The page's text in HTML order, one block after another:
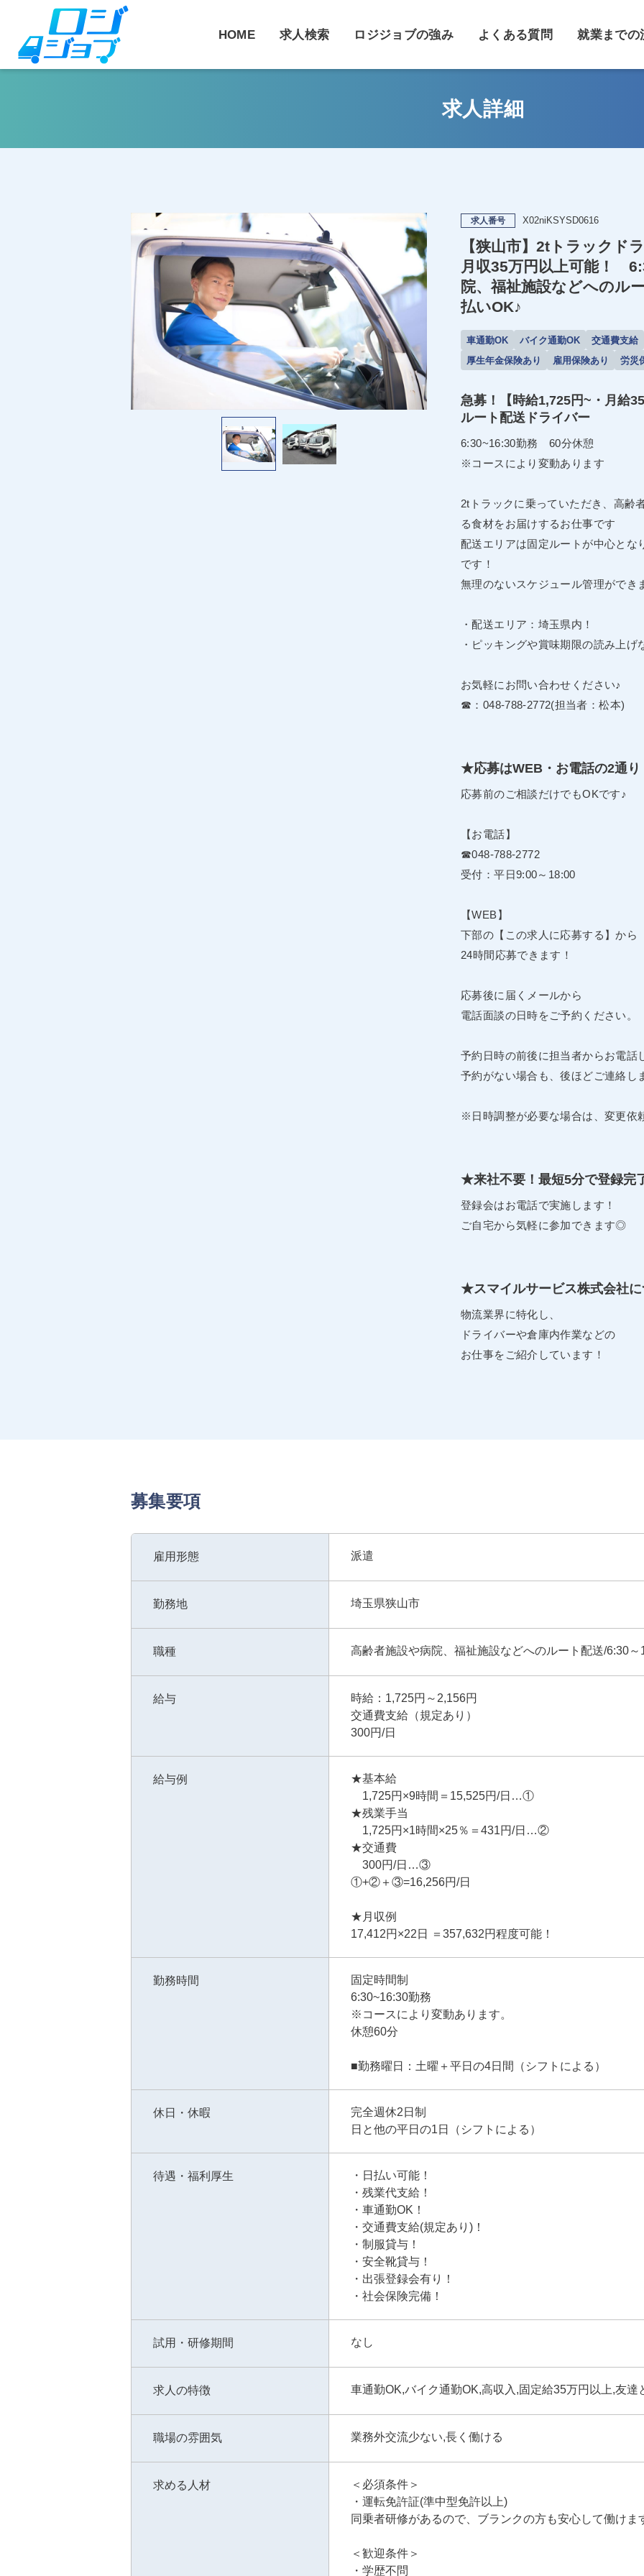
HOME 求人検索 ロジジョブの強み よくある質問 就業までの
求人詳細
求人番号 X02niKSYSD0616
【狭山市】2tトラック
月収35万円以上可能！
院、福祉施設などへのル
払いOK♪
車通勤OK バイク通勤OK
交通費支給
厚生年金保険あり
雇用保険あり 労災
急募！【時給1,725円~・月
ルート配送ドライバー
6:30~16:30勤務 60分休憩
※コースにより変動あります
2tトラックに乗っていただき、高齢
る食材をお届けするお仕事です
配送エリアは固定ルートが中心とな
です！
無理のないスケジュール管理ができ
・配送エリア：埼玉県内！
・ピッキングや賞味期限の読み上げ
お気軽にお問い合わせください♪
☎：048-788-2772(担当者：松本)
★応募はWEB・お電話の2通
応募前のご相談だけでもOKです♪
【お電話】
☎048-788-2772
受付：平日9:00～18:00
【WEB】
下部の【この求人に応募する】から
24時間応募できます！
応募後に届くメールから
電話面談の日時をご予約ください。
予約日時の前後に担当者からお電話
予約がない場合も、後ほどご連絡
※日時調整が必要な場合は、変更依
★来社不要！最短5分で登録完
登録会はお電話で実施します！
ご自宅から気軽に参加できます◎
★スマイルサービス株式会社
物流業界に特化し、
ドライバーや倉庫内作業などの
お仕事をご紹介しています！
募集要項
雇用形態 派遣
勤務地 埼玉県狭山市
職種 高齢者施設や病院、福祉施設などへのルート配送/6:30～
給与
時給：1,725円～2,156円
交通費支給（規定あり）
300円/日
給与例
★基本給
1,725円×9時間＝15,525円/日…①
★残業手当
1,725円×1時間×25％＝431円/日…②
★交通費
300円/日…③
①+②＋③=16,256円/日
★月収例
17,412円×22日 ＝357,632円程度可能！
勤務時間
固定時間制
6:30~16:30勤務
※コースにより変動あります。
休憩60分
■勤務曜日：土曜＋平日の4日間（シフトによる）
休日・休暇
完全週休2日制
日と他の平日の1日（シフトによる）
待遇・福利厚生
・日払い可能！
・残業代支給！
・車通勤OK！
・交通費支給(規定あり)！
・制服貸与！
・安全靴貸与！
・出張登録会有り！
・社会保険完備！
試用・研修期間 なし
求人の特徴 車通勤OK,バイク通勤OK,高収入,固定給35万円以上,友
職場の雰囲気 業務外交流少ない,長く働ける
求める人材
＜必須条件＞
・運転免許証(準中型免許以上)
同乗者研修があるので、ブランクの方も安心して働けま
＜歓迎条件＞
・学歴不問